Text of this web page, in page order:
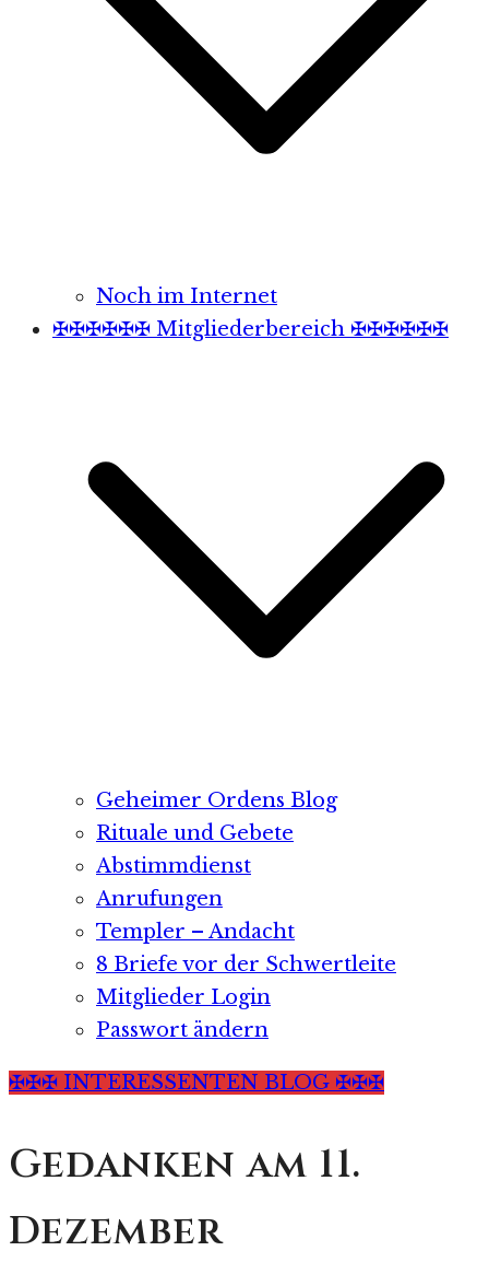
Noch im Internet
✠✠✠✠✠✠ Mitgliederbereich ✠✠✠✠✠✠
Geheimer Ordens Blog
Rituale und Gebete
Abstimmdienst
Anrufungen
Templer – Andacht
8 Briefe vor der Schwertleite
Mitglieder Login
Passwort ändern
✠✠✠ INTERESSENTEN BLOG ✠✠✠
Gedanken am 11.
Dezember